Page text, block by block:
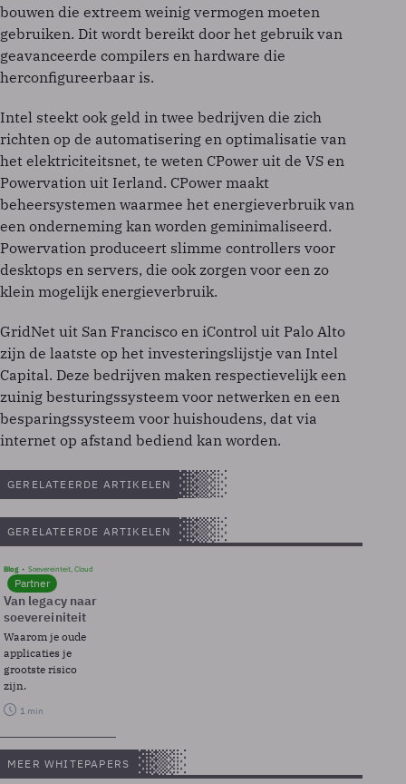
bouwen die extreem weinig vermogen moeten
gebruiken. Dit wordt bereikt door het gebruik van
geavanceerde compilers en hardware die
herconfigureerbaar is.
Intel steekt ook geld in twee bedrijven die zich
richten op de automatisering en optimalisatie van
het elektriciteitsnet, te weten CPower uit de VS en
Powervation uit Ierland. CPower maakt
beheersystemen waarmee het energieverbruik van
een onderneming kan worden geminimaliseerd.
Powervation produceert slimme controllers voor
desktops en servers, die ook zorgen voor een zo
klein mogelijk energieverbruik.
GridNet uit San Francisco en iControl uit Palo Alto
zijn de laatste op het investeringslijstje van Intel
Capital. Deze bedrijven maken respectievelijk een
zuinig besturingssysteem voor netwerken en een
besparingssysteem voor huishoudens, dat via
internet op afstand bediend kan worden.
GERELATEERDE ARTIKELEN
GERELATEERDE ARTIKELEN
Blog Soevereinteit, Cloud
Partner
Van legacy naar
soevereiniteit
Waarom je oude
applicaties je
grootste risico
zijn.
1 min
MEER WHITEPAPERS